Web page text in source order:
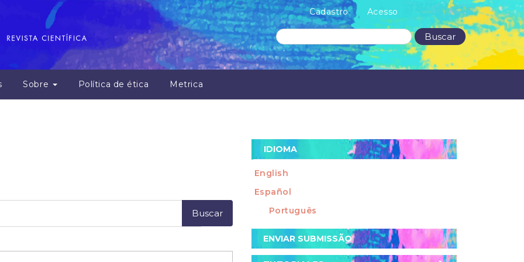
Cadastro Acesso
Sobre Política de ética Metrica
Buscar
IDIOMA
English
Español
Português
Enviar
Submissão
ENVIAR SUBMISSÃO